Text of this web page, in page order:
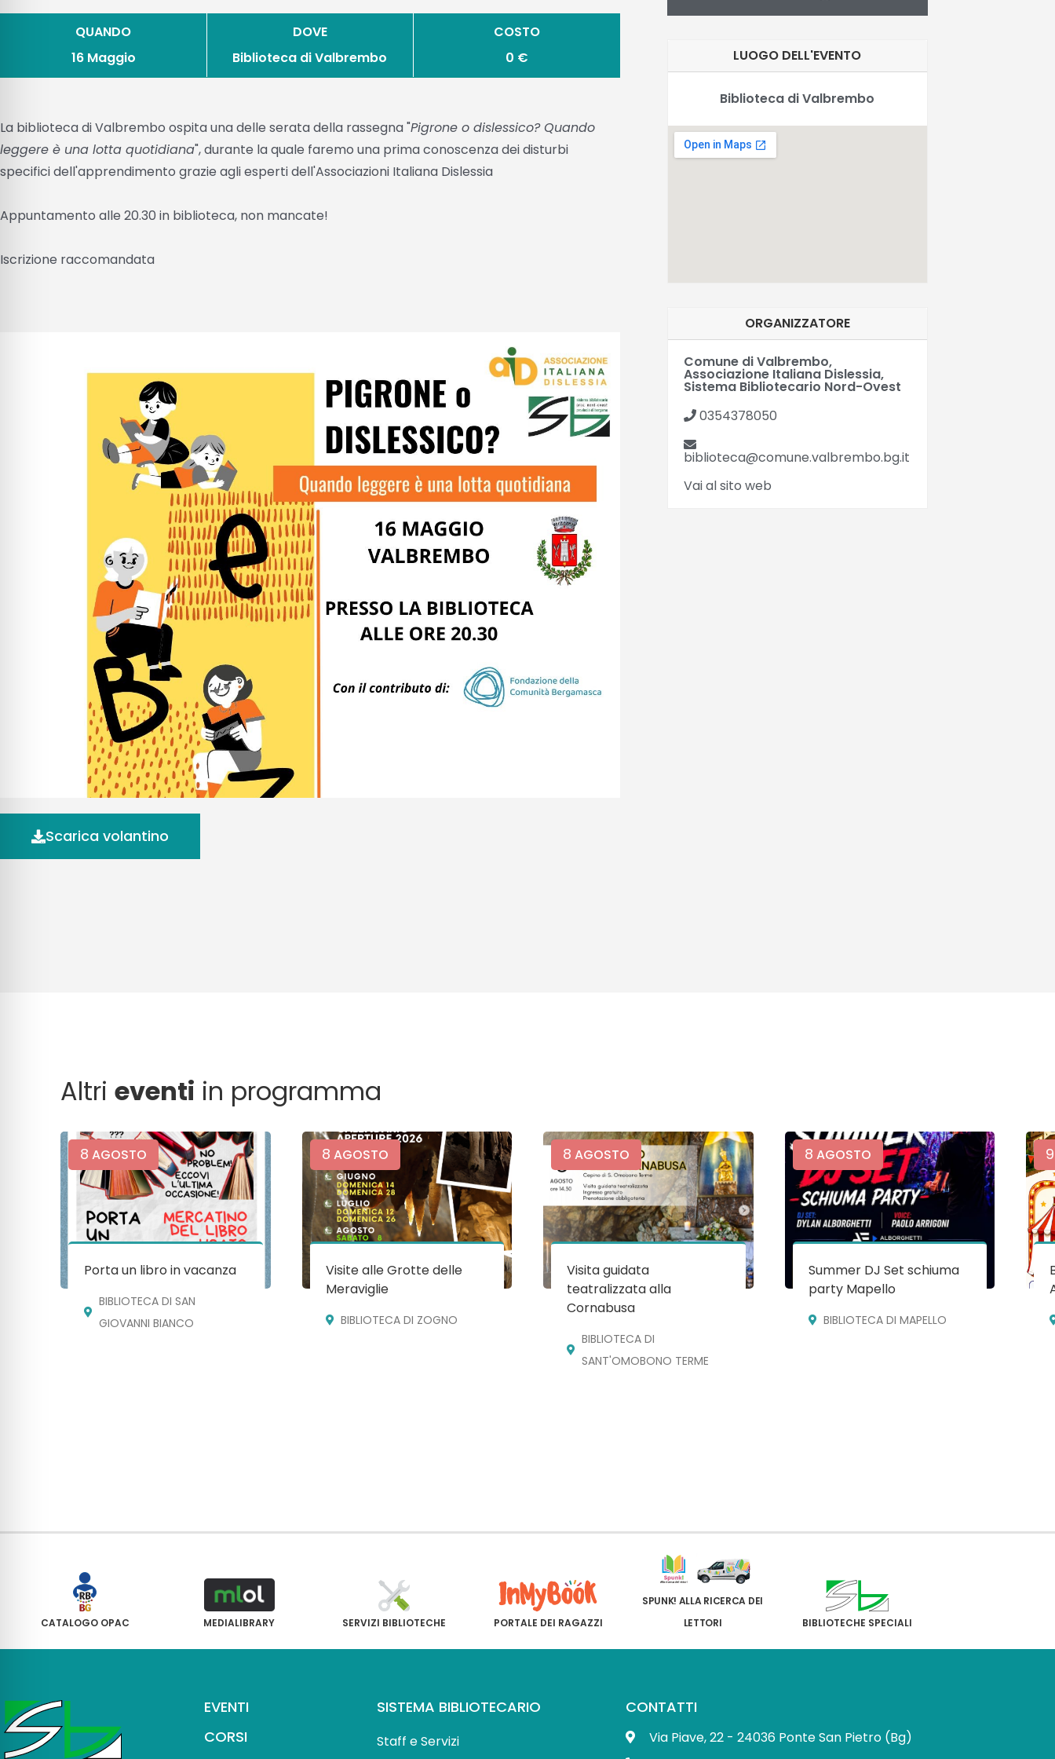
QUANDO
16 Maggio
DOVE
Biblioteca di Valbrembo
COSTO
0 €
La biblioteca di Valbrembo ospita una delle serata della rassegna "Pigrone o dislessico? Quando
leggere è una lotta quotidiana", durante la quale faremo una prima conoscenza dei disturbi
specifici dell'apprendimento grazie agli esperti dell'Associazioni Italiana Dislessia
Appuntamento alle 20.30 in biblioteca, non mancate!
Iscrizione raccomandata
Scarica volantino
LUOGO DELL'EVENTO
Biblioteca di Valbrembo
ORGANIZZATORE
Comune di Valbrembo,
Associazione Italiana Dislessia,
Sistema Bibliotecario Nord-Ovest
0354378050
biblioteca@comune.valbrembo.bg.it
Vai al sito web
Altrieventi in programma
8 AGOSTO
Porta un libro in vacanza
BIBLIOTECA DI SAN
GIOVANNI BIANCO
8 AGOSTO
Visite alle Grotte delle
Meraviglie
BIBLIOTECA DI ZOGNO
8 AGOSTO
Visita guidata
teatralizzata alla
Cornabusa
BIBLIOTECA DI
SANT'OMOBONO TERME
8 AGOSTO
Summer DJ Set schiuma
party Mapello
BIBLIOTECA DI MAPELLO
9
CATALOGO OPAC MEDIALIBRARY SERVIZI BIBLIOTECHE PORTALE DEI RAGAZZI
SPUNK! ALLA RICERCA DEI
LETTORI
BIBLIOTECHE SPECIALI
EVENTI
CORSI
SISTEMA BIBLIOTECARIO
Staff e Servizi
CONTATTI
Via Piave, 22 - 24036 Ponte San Pietro (Bg)